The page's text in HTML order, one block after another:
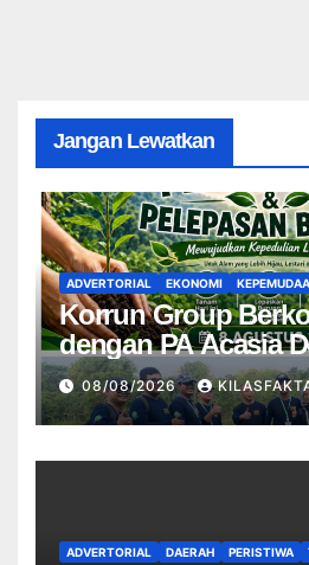
Jangan Lewatkan
ADVERTORIAL EKONOMI
Korrun Group
dengan PA Acasia
Sengonbugel Giat
08/08/2026
ADVERTORIAL DAERAH PERISTIWA